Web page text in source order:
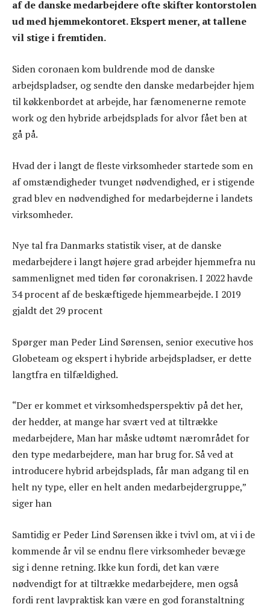
af de danske medarbejdere ofte skifter kontorstolen
ud med hjemmekontoret. Ekspert mener, at tallene
vil stige i fremtiden.
Siden coronaen kom buldrende mod de danske
arbejdspladser, og sendte den danske medarbejder hjem
til køkkenbordet at arbejde, har fænomenerne remote
work og den hybride arbejdsplads for alvor fået ben at
gå på.
Hvad der i langt de fleste virksomheder startede som en
af omstændigheder tvunget nødvendighed, er i stigende
grad blev en nødvendighed for medarbejderne i landets
virksomheder.
Nye tal fra Danmarks statistik viser, at de danske
medarbejdere i langt højere grad arbejder hjemmefra nu
sammenlignet med tiden før coronakrisen. I 2022 havde
34 procent af de beskæftigede hjemmearbejde. I 2019
gjaldt det 29 procent
Spørger man Peder Lind Sørensen, senior executive hos
Globeteam og ekspert i hybride arbejdspladser, er dette
langtfra en tilfældighed.
“Der er kommet et virksomhedsperspektiv på det her,
der hedder, at mange har svært ved at tiltrække
medarbejdere, Man har måske udtømt nærområdet for
den type medarbejdere, man har brug for. Så ved at
introducere hybrid arbejdsplads, får man adgang til en
helt ny type, eller en helt anden medarbejdergruppe,”
siger han
Samtidig er Peder Lind Sørensen ikke i tvivl om, at vi i de
kommende år vil se endnu flere virksomheder bevæge
sig i denne retning. Ikke kun fordi, det kan være
nødvendigt for at tiltrække medarbejdere, men også
fordi rent lavpraktisk kan være en god foranstaltning